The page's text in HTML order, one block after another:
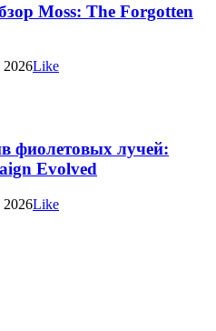
Moss: The Forgotten
2026Like
фиолетовых лучей:
Evolved
2026Like